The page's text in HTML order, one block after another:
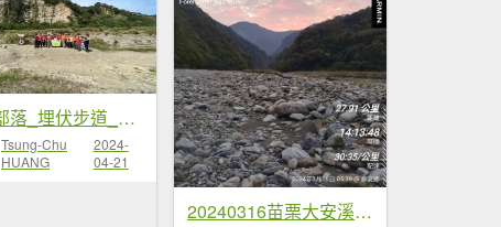
桃山部落_埋伏步道_彰化野外幹部訓練__20240420
Tsung-Chu
HUANG
2024-
04-21
20240316苗栗大安溪三俠老松山、合流山、無名山